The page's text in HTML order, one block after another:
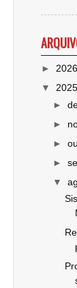
► 2026
▼ 2025
►
►
►
►
▼